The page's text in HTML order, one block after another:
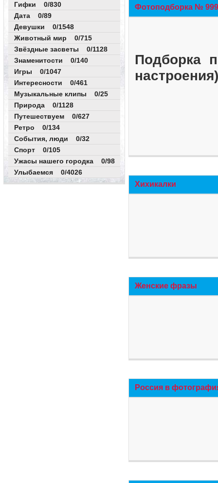
Гифки 0/830
Дата 0/89
Девушки 0/1548
Животный мир 0/715
Звёздные засветы 0/1128
Знаменитости 0/140
Игры 0/1047
Интересности 0/461
Музыкальные клипы 0/25
Природа 0/1128
Путешествуем 0/627
Ретро 0/134
События, люди 0/32
Спорт 0/105
Ужасы нашего городка 0/98
Улыбаемся 0/4026
Фотоподборка №
Подборка
Хихикалки
Женские фразы
Россия в